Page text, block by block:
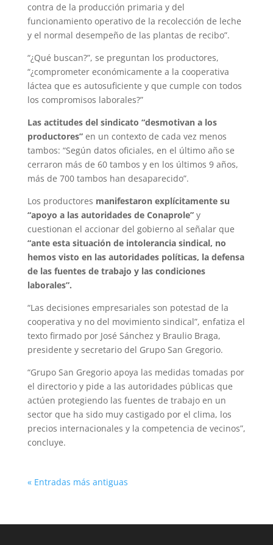
contra de la producción primaria y del
funcionamiento operativo de la recolección de leche
y el normal desempeño de las plantas de recibo”.
“¿Qué buscan?”, se preguntan los productores,
“¿comprometer económicamente a la cooperativa
láctea que es autosuficiente y que cumple con todos
los compromisos laborales?”
Las actitudes del sindicato “desmotivan a los
productores”en un contexto de cada vez menos
tambos: “Según datos oficiales, en el último año se
cerraron más de 60 tambos y en los últimos 9 años,
más de 700 tambos han desaparecido”.
Los productores manifestaron explícitamente su
“apoyo a las autoridades de Conaprole”y
cuestionan el accionar del gobierno al señalar que
“ante esta situación de intolerancia sindical, no
hemos visto en las autoridades políticas, la defensa
de las fuentes de trabajo y las condiciones
laborales”.
“Las decisiones empresariales son potestad de la
cooperativa y no del movimiento sindical”, enfatiza el
texto firmado por José Sánchez y Braulio Braga,
presidente y secretario del Grupo San Gregorio.
“Grupo San Gregorio apoya las medidas tomadas por
el directorio y pide a las autoridades públicas que
actúen protegiendo las fuentes de trabajo en un
sector que ha sido muy castigado por el clima, los
precios internacionales y la competencia de vecinos”,
concluye.
« Entradas más antiguas